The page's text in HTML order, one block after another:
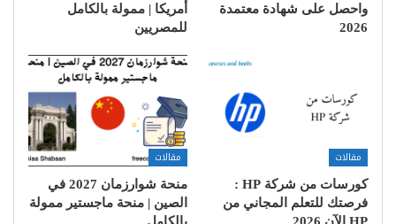
واحصل على شهادة معتمدة
2026
أمريكا | ممولة بالكامل
للمصريين
مقالات
كورسات من شركة HP :
فرصتك للتعلم المجاني من
HP الآن 2026
مقالات
منحة شوارزمان 2027 في
الصين | منحة ماجستير ممولة
بالكامل